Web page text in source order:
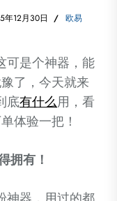
年12月30日 欧易
可是个神器，能
了，今天就来
底有什么用，看
体验一把！
拥有！